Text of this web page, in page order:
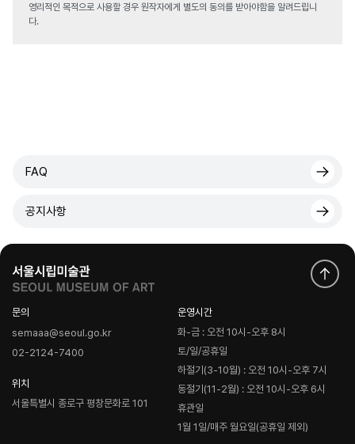
영리적인 목적으로 사용할 경우 원작자에게 별도의 동의를 받아야함을 알려드립니
다.
FAQ
공지사항
문의
semaaa@seoul.go.kr
02-2124-7400
위치
서울특별시 종로구 평창문화로 101
운영시간
화-금 : 오전 10시-오후 8시
토/일/공휴일
하절기(3-10월) : 오전 10시-오후 7시
동절기(11-2월) : 오전 10시-오후 6시
휴관일
1월 1일/매주 월요일(공휴일 제외)